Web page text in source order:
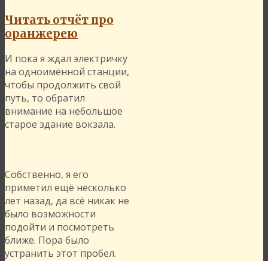
Читать отчёт про
оранжерею
И пока я ждал электричку
на одноимённой станции,
чтобы продолжить свой
путь, то обратил
внимание на небольшое
старое здание вокзала.
Собственно, я его
приметил ещё несколько
лет назад, да всё никак не
было возможности
подойти и посмотреть
ближе. Пора было
устранить этот пробел.